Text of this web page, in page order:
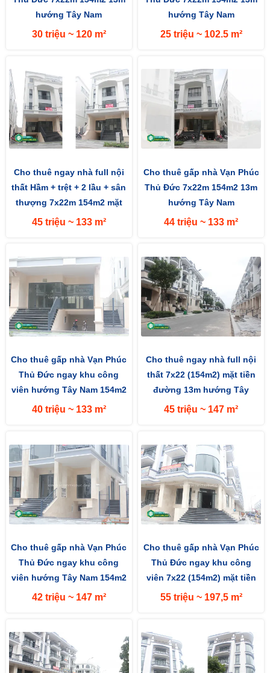
hướng Tây Nam
30 triệu ~ 120 m²
hướng Tây Nam
25 triệu ~ 102.5 m²
Cho thuê ngay nhà full nội
thất Hầm + trệt + 2 lầu + sân
thượng 7x22m 154m2 mặt
đường 13m hướng Tây
45 triệu ~ 133 m²
Cho thuê gấp nhà Vạn Phúc
Thủ Đức 7x22m 154m2 13m
hướng Tây Nam
44 triệu ~ 133 m²
Cho thuê gấp nhà Vạn Phúc
Thủ Đức ngay khu công
viên hướng Tây Nam 154m2
(7x22m) mặt tiền đường 13m
40 triệu ~ 133 m²
Cho thuê ngay nhà full nội
thất 7x22 (154m2) mặt tiền
đường 13m hướng Tây
45 triệu ~ 147 m²
Cho thuê gấp nhà Vạn Phúc
Thủ Đức ngay khu công
viên hướng Tây Nam 154m2
(7x22m) mặt tiền đường 13m
42 triệu ~ 147 m²
Cho thuê gấp nhà Vạn Phúc
Thủ Đức ngay khu công
viên 7x22 (154m2) mặt tiền
đường 13m hướng Tây Nam
55 triệu ~ 197,5 m²